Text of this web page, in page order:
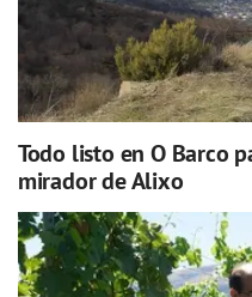
Todo listo en O Barco
mirador de Alixo